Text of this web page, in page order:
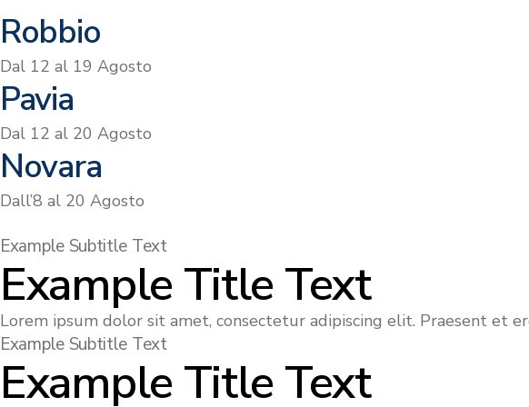
Robbio
Dal 12 al 19 Agosto
Pavia
Dal 12 al 20 Agosto
Novara
Dall’8 al 20 Agosto
Example Subtitle Text
Example Title Text
Lorem ipsum dolor sit amet, consectetur adipiscing elit. Praesent et
Example Subtitle Text
Example Title Text